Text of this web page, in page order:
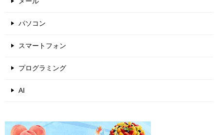
パソコン
スマートフォン
プログラミング
AI